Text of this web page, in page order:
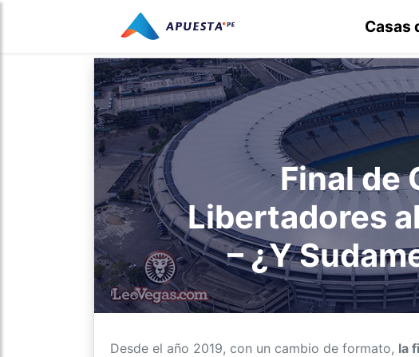
Casas
Final de
Libertadores
– ¿Y
Desde el año 2019, con un cambio de formato, la